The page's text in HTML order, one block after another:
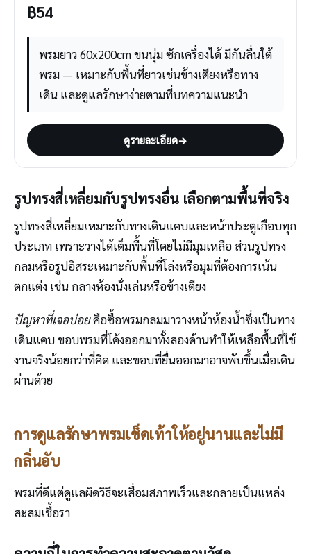
฿54
พรมยาว 60x200cm ขนนุ่ม ซักเครื่องได้ มีกันลื่นใต้
พรม — เหมาะกับพื้นที่ยาวเช่นข้างเตียงหรือทาง
เดิน และดูแลรักษาง่ายตามที่บทความแนะนำ
ดูรายละเอียด→
รูปทรงสี่เหลี่ยมกับรูปทรงอื่น เลือกตามพื้นที่จริง
รูปทรงสี่เหลี่ยมเหมาะกับทางเดินแคบและหน้าประตูเกือบทุก
ประเภท เพราะวางได้เต็มพื้นที่โดยไม่มีมุมเหลือ ส่วนรูปทรง
กลมหรือรูปอิสระเหมาะกับพื้นที่โล่งหรือมุมที่ต้องการเน้น
ตกแต่ง เช่น กลางห้องนั่งเล่นหรือข้างเตียง
ปัญหาที่เจอบ่อยคือซื้อพรมกลมมาวางหน้าห้องน้ำซึ่งเป็นทาง
เดินแคบ ขอบพรมที่โค้งออกมาทั้งสองด้านทำให้เหลือพื้นที่ใช้
งานจริงน้อยกว่าที่คิด และขอบที่ยื่นออกมาอาจพับขึ้นเมื่อเดิน
ผ่านด้วย
การดูแลรักษาพรมเช็ดเท้าให้อยู่นานและไม่มี
กลิ่นอับ
พรมที่ดีแต่ดูแลผิดวิธีจะเสื่อมสภาพเร็วและกลายเป็นแหล่ง
สะสมเชื้อรา